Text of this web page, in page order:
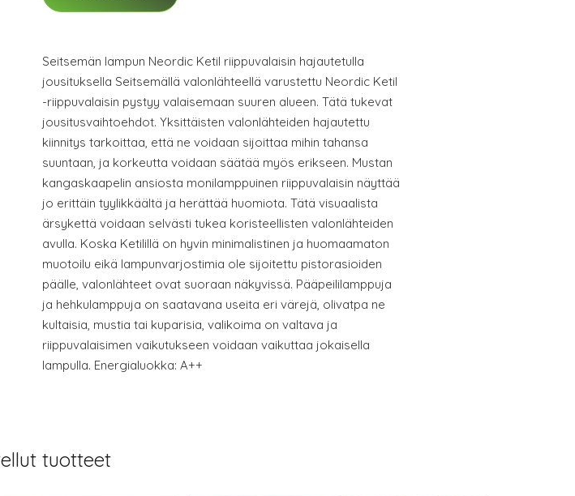
Seitsemän lampun Neordic Ketil riippuvalaisin hajautetulla
jousituksella Seitsemällä valonlähteellä varustettu Neordic Ketil
-riippuvalaisin pystyy valaisemaan suuren alueen. Tätä tukevat
jousitusvaihtoehdot. Yksittäisten valonlähteiden hajautettu
kiinnitys tarkoittaa, että ne voidaan sijoittaa mihin tahansa
suuntaan, ja korkeutta voidaan säätää myös erikseen. Mustan
kangaskaapelin ansiosta monilamppuinen riippuvalaisin näyttää
jo erittäin tyylikkäältä ja herättää huomiota. Tätä visuaalista
ärsykettä voidaan selvästi tukea koristeellisten valonlähteiden
avulla. Koska Ketilillä on hyvin minimalistinen ja huomaamaton
muotoilu eikä lampunvarjostimia ole sijoitettu pistorasioiden
päälle, valonlähteet ovat suoraan näkyvissä. Pääpeililamppuja
ja hehkulamppuja on saatavana useita eri värejä, olivatpa ne
kultaisia, mustia tai kuparisia, valikoima on valtava ja
riippuvalaisimen vaikutukseen voidaan vaikuttaa jokaisella
lampulla. Energialuokka: A++
tuotteet